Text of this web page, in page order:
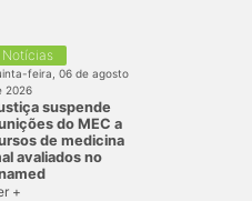
Notícias
feira, 06 de agosto
2026
suspende
do MEC a
de medicina
avaliados no
+